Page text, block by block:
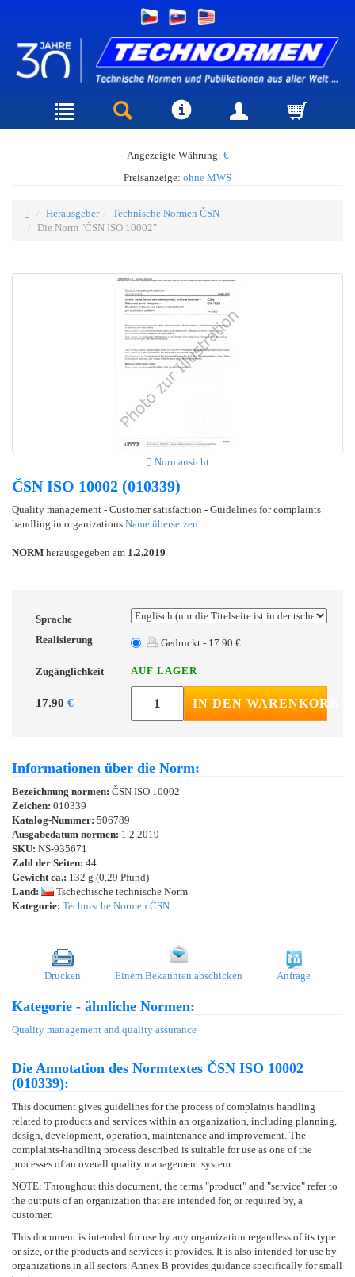
Angezeigte Währung: €
Preisanzeige: ohne MWS
Herausgeber
Technische Normen ČSN
Die Norm "ČSN ISO 10002"
Normansicht
ČSN ISO 10002 (010339)
Quality management - Customer satisfaction - Guidelines for complaints
handling in organizations Name übersetzen
NORM herausgegeben am 1.2.2019
Sprache
Realisierung
Gedruckt - 17.90 €
Zugänglichkeit AUF LAGER
17.90 € IN DEN WARENKORB
Informationen über die Norm:
Bezeichnung normen: ČSN ISO 10002
Zeichen: 010339
Katalog-Nummer: 506789
Ausgabedatum normen: 1.2.2019
SKU: NS-935671
Zahl der Seiten: 44
Gewicht ca.: 132 g (0.29 Pfund)
Land:
Tschechische technische Norm
Kategorie: Technische Normen ČSN
Drucken Einem Bekannten abschicken Anfrage
Kategorie - ähnliche Normen:
Quality management and quality assurance
Die Annotation des Normtextes ČSN ISO 10002
(010339):
This document gives guidelines for the process of complaints handling
related to products and services within an organization, including planning,
design, development, operation, maintenance and improvement. The
complaints-handling process described is suitable for use as one of the
processes of an overall quality management system.
NOTE: Throughout this document, the terms "product" and "service" refer to
the outputs of an organization that are intended for, or required by, a
customer.
This document is intended for use by any organization regardless of its type
or size, or the products and services it provides. It is also intended for use by
organizations in all sectors. Annex B provides guidance specifically for small